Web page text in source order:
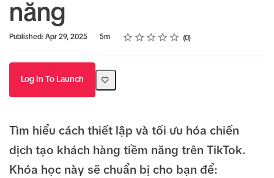
năng
Published: Apr 29, 2025
Duration 5m Rating
1 star
2 stars
3 stars
4 stars
5 stars
Average rating: 0 0
No reviews
Log In To Launch
Tìm hiểu cách thiết lập và tối ưu hóa chiến
dịch tạo khách hàng tiềm năng trên TikTok.
Khóa học này sẽ chuẩn bị cho bạn để: